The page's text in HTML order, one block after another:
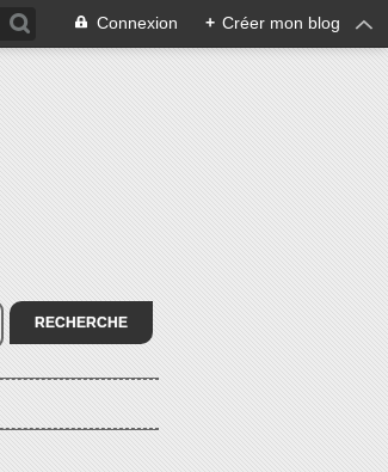
Connexion + Créer mon blog